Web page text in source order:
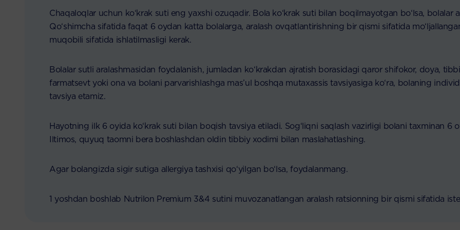
Chaqaloqlar uchun ko‘krak suti eng yaxshi ozuqadir. Bola ko‘krak suti bilan boqilmayotgan bo‘lsa, bolalar
Qo‘shimcha sifatida faqat 6 oydan katta bolalarga, aralash ovqatlantirishning bir qismi sifatida
muqobili sifatida ishlatilmasligi kerak.
Bolalar sutli aralashmasidan foydalanish, jumladan ko‘krakdan ajratish borasidagi qaror shifokor, doya,
farmatsevt yoki ona va bolani parvarishlashga mas’ul boshqa mutaxassis tavsiyasiga ko‘ra, bolaning
tavsiya etamiz.
Hayotning ilk 6 oyida ko‘krak suti bilan boqish tavsiya etiladi. Sog‘liqni saqlash vazirligi bolani taxminan 6
Iltimos, quyuq taomni bera boshlashdan oldin tibbiy xodimi bilan maslahatlashing.
Agar bolangizda sigir sutiga allergiya tashxisi qo‘yilgan bo‘lsa, foydalanmang.
1 yoshdan boshlab Nutrilon Premium 3&4 sutini muvozanatlangan aralash ratsionning bir qismi sifatida